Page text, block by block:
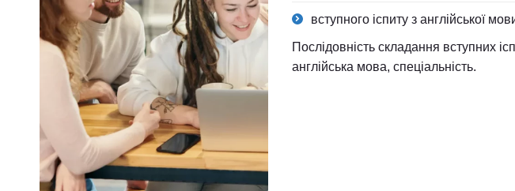
вступного іспиту з англійської
Послідовність складання вступних
англійська мова, спеціальність.